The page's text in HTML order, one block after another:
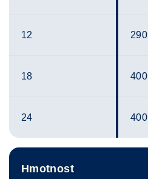
12 290
18 400
24 400
Hmotnost